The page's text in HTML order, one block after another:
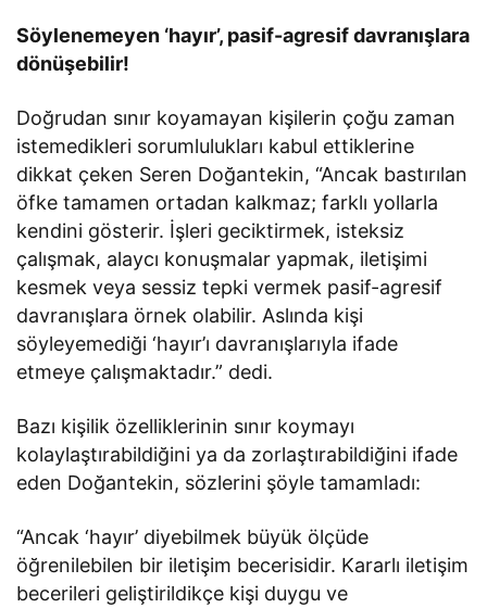
Söylenemeyen ‘hayır’, pasif-agresif davranışlara
dönüşebilir!
Doğrudan sınır koyamayan kişilerin çoğu zaman
istemedikleri sorumlulukları kabul ettiklerine
dikkat çeken Seren Doğantekin, “Ancak bastırılan
öfke tamamen ortadan kalkmaz; farklı yollarla
kendini gösterir. İşleri geciktirmek, isteksiz
çalışmak, alaycı konuşmalar yapmak, iletişimi
kesmek veya sessiz tepki vermek pasif-agresif
davranışlara örnek olabilir. Aslında kişi
söyleyemediği ‘hayır’ı davranışlarıyla ifade
etmeye çalışmaktadır.” dedi.
Bazı kişilik özelliklerinin sınır koymayı
kolaylaştırabildiğini ya da zorlaştırabildiğini ifade
eden Doğantekin, sözlerini şöyle tamamladı:
“Ancak ‘hayır’ diyebilmek büyük ölçüde
öğrenilebilen bir iletişim becerisidir. Kararlı iletişim
becerileri geliştirildikçe kişi duygu ve